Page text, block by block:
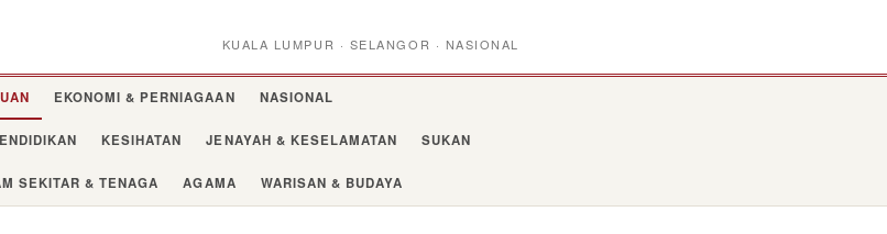
KUALA LUMPUR · SELANGOR · NASIONAL
EKONOMI & PERNIAGAAN NASIONAL
KESIHATAN JENAYAH & KESELAMATAN SUKAN
SEKITAR & TENAGA AGAMA WARISAN & BUDAYA